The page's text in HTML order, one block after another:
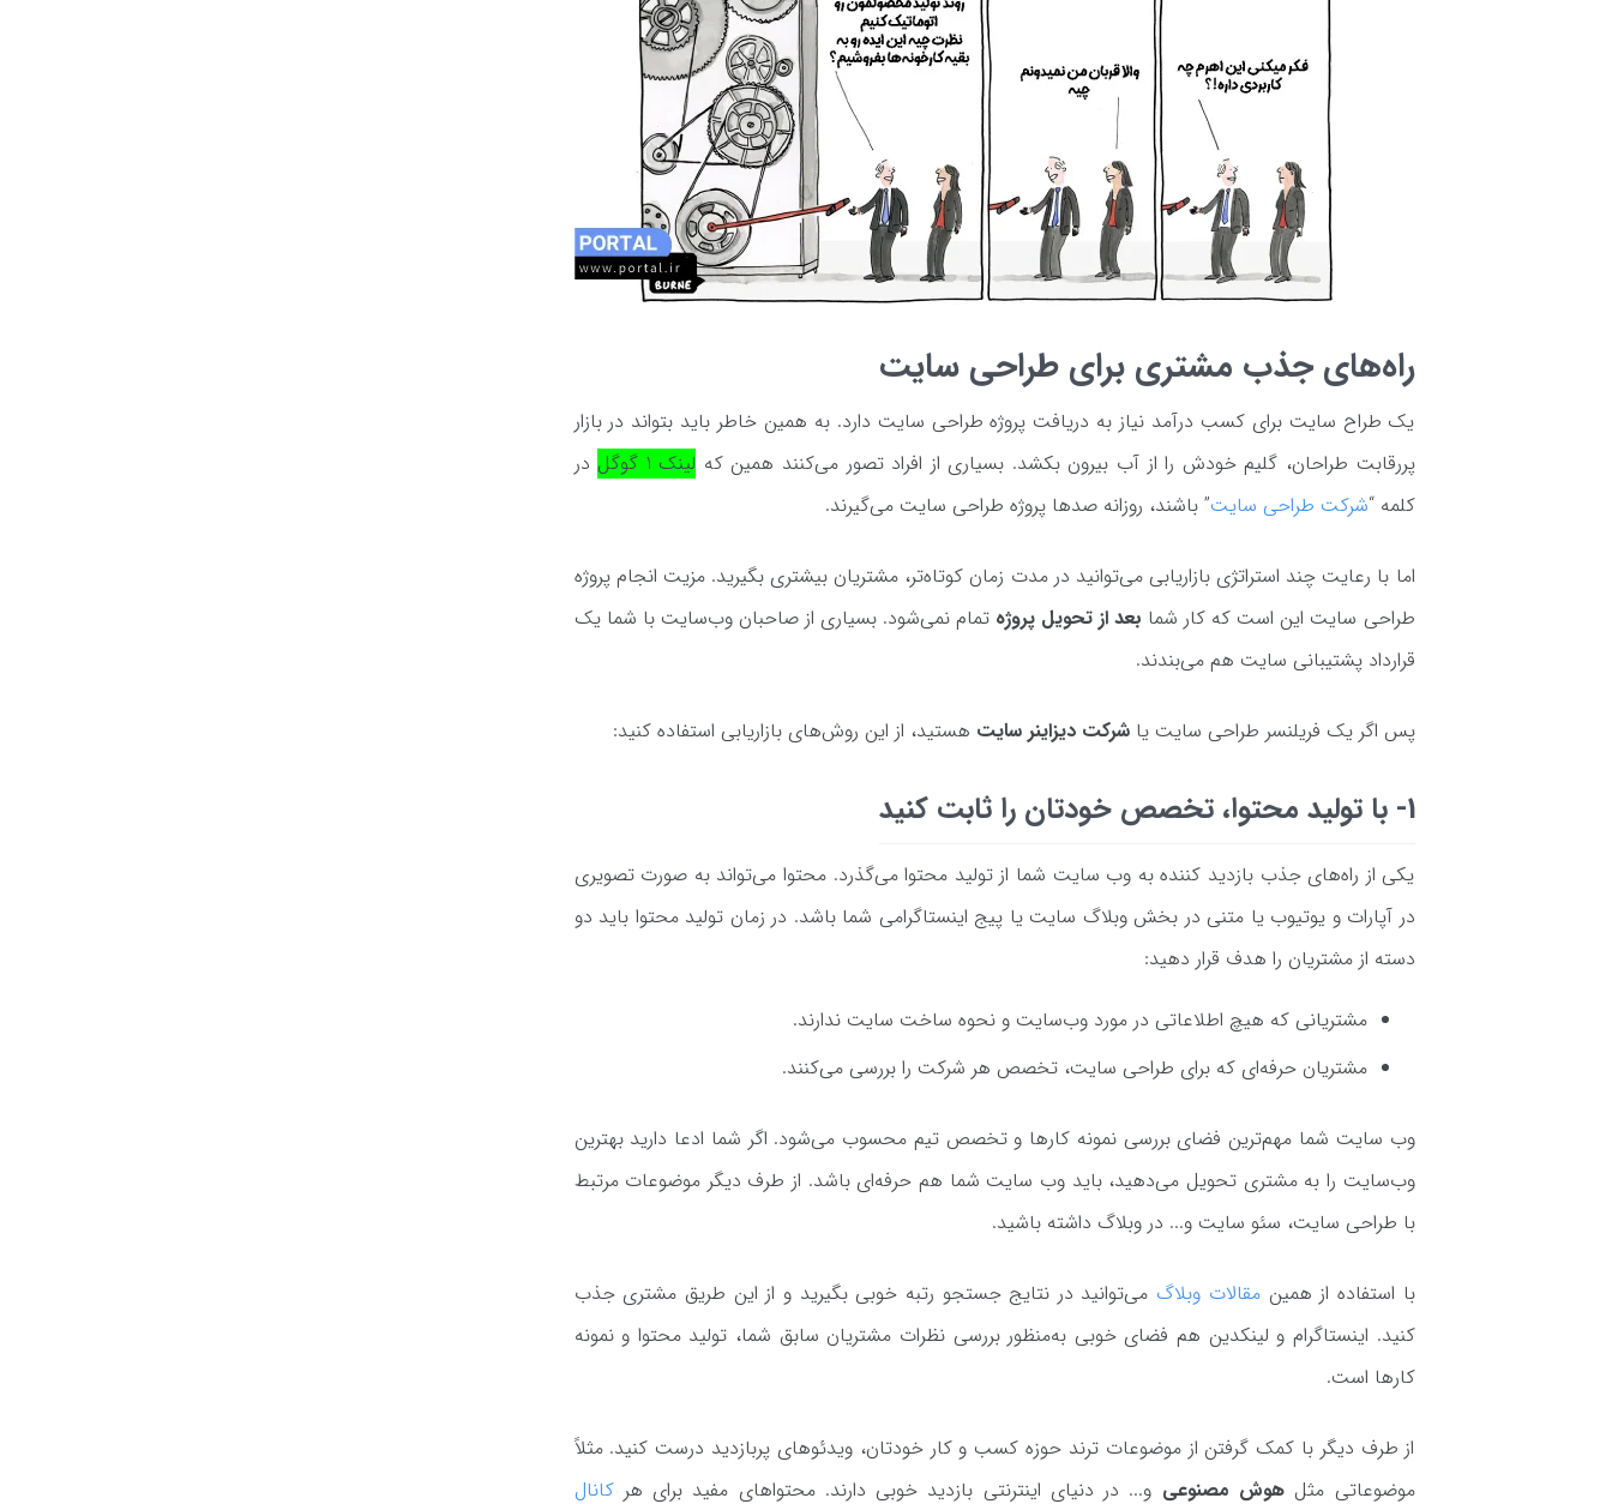
راه‌های جذب مشتری برای طراحی سایت
یک طراح سایت برای کسب درآمد نیاز به دریافت پروژه طراحی سایت دارد. به همین خاطر باید بتواند در بازار
پررقابت طراحان، گلیم خودش را از آب بیرون بکشد. بسیاری از افراد تصور می‌کنند همین که لینک 1 گوگل
در
کلمه “شرکت طراحی سایت” باشند، روزانه صدها پروژه طراحی سایت می‌گیرند.
اما با رعایت چند استراتژی بازاریابی می‌توانید در مدت زمان کوتاه‌تر، مشتریان بیشتری بگیرید. مزیت انجام پروژه
طراحی سایت این است که کار شما بعد از تحویل پروژه تمام نمی‌شود. بسیاری از صاحبان وب‌سایت با شما یک
قرارداد پشتیبانی سایت هم می‌بندند.
پس اگر یک فریلنسر طراحی سایت یاشرکت دیزاینر سایت هستید، از این روش‌های بازاریابی استفاده کنید:
1- با تولید محتوا، تخصص خودتان را ثابت کنید
یکی از راه‌های جذب بازدید کننده به وب سایت شما از تولید محتوا می‌گذرد. محتوا می‌تواند به صورت تصویری
در آپارات و یوتیوب یا متنی در بخش وبلاگ سایت یا پیج اینستاگرامی شما باشد. در زمان تولید محتوا باید دو
دسته از مشتریان را هدف قرار دهید:
مشتریانی که هیچ اطلاعاتی در مورد وب‌سایت و نحوه ساخت سایت ندارند.
مشتریان حرفه‌ای که برای طراحی سایت، تخصص هر شرکت را بررسی می‌کنند.
وب سایت شما مهم‌ترین فضای بررسی نمونه کارها و تخصص تیم محسوب می‌شود. اگر شما ادعا دارید بهترین
وب‌سایت را به مشتری تحویل می‌دهید، باید وب سایت شما هم حرفه‌ای باشد. از طرف دیگر موضوعات مرتبط
با طراحی سایت، سئو سایت و... در وبلاگ داشته باشید.
با استفاده از همینمقالات وبلاگ می‌توانید در نتایج جستجو رتبه خوبی بگیرید و از این طریق مشتری جذب
کنید. اینستاگرام و لینکدین هم فضای خوبی به‌منظور بررسی نظرات مشتریان سابق شما، تولید محتوا و نمونه
کارها است.
از طرف دیگر با کمک گرفتن از موضوعات ترند حوزه کسب و کار خودتان، ویدئوهای پربازدید درست کنید. مثلاً
موضوعاتی مثلهوش مصنوعی و... در دنیای اینترنتی بازدید خوبی دارند. محتواهای مفید برای هرکانال